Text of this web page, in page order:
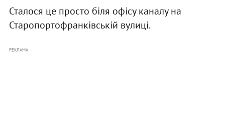
Сталося це просто біля офісу каналу на
Старопортофранківській вулиці.
РЕКЛАМА